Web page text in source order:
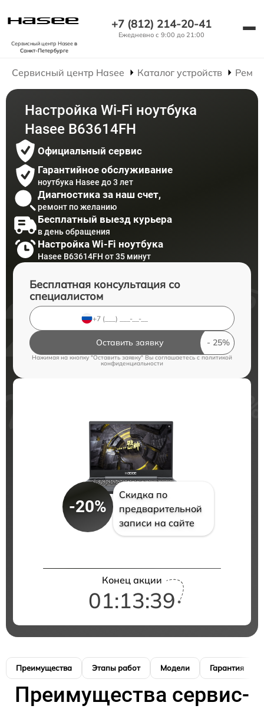
Сервисный центр Haseeв
Санкт-Петербурге
+7 (812) 214-20-41
Ежедневно с 9:00 до 21:00
Сервисный центр Hasee Каталог устройств
Настройка Wi-Fi ноутбука
Hasee B63614FH
Официальный сервис
Гарантийное обслуживание
ноутбука Hasee до 3 лет
Диагностика за наш счет,
ремонт по желанию
Бесплатный выезд курьера
в день обращения
Настройка Wi-Fi ноутбука
Hasee B63614FH от 35 минут
Бесплатная консультация со
специалистом
Оставить заявку
Нажимая на кнопку "Оставить заявку" Вы соглашаетесь cполитикой
конфиденциальности
-20%
Скидка по
предварительной
записи на сайте
Конец акции
01:13:39
Преимущества Этапы работ Модели Гарантия
Преимущества сервис-